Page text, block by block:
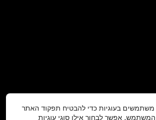
משתמשים בעוגיות כדי להבטיח תפקוד האתר
אפשר לבחור אילו סוגי עוגיות